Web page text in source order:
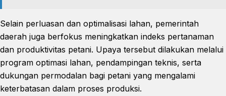
Selain perluasan dan optimalisasi lahan, pemerintah
daerah juga berfokus meningkatkan indeks pertanaman
dan produktivitas petani. Upaya tersebut dilakukan melalui
program optimasi lahan, pendampingan teknis, serta
dukungan permodalan bagi petani yang mengalami
keterbatasan dalam proses produksi.